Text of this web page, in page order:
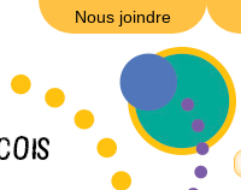
Nous joindre